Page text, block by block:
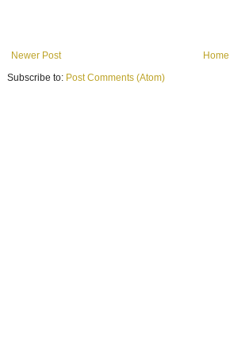
Newer Post
Home
Subscribe to: Post Comments (Atom)